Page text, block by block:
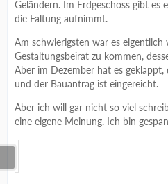
Geländern. Im Erdgeschoss gibt es
die Faltung aufnimmt.
Am schwierigsten war es eigentlich
Gestaltungsbeirat zu kommen,
Aber im Dezember hat es
und der Bauantrag ist eingereicht.
Aber ich will gar nicht so viel
eine eigene Meinung. Ich bin